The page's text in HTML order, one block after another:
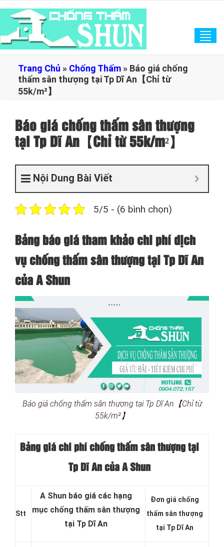
Trang Chủ » Chống Thấm » Báo giá chống
thấm sân thượng tại Tp Dĩ An【Chỉ từ
55k/m²】
Báo giá chống thấm sân thượng
tại Tp Dĩ An【Chỉ từ 55k/m²】
Nội Dung Bài Viết
5/5 - (6 bình chọn)
Bảng báo giá tham khảo chi phí dịch
vụ chống thấm sân thượng tại Tp Dĩ An
của A Shun
Báo giá chống thấm sân thượng tại Tp Dĩ An【Chỉ từ
55k/m²】
Bảng giá chi phí chống thấm sân thượng tại
Tp Dĩ An của A Shun
Stt
A Shun báo giá các hạng
mục chống thấm sân thượng
tại Tp Dĩ An
Đơn giá chống
thấm sân thượng
tại Tp Dĩ An